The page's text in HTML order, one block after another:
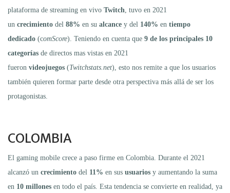
plataforma de streaming en vivo Twitch , tuvo en 2021
un crecimiento del 88% en su alcance y del 140% en tiempo
dedicado (comScore). Teniendo en cuenta que 9 de los principales 10
categorías de directos mas vistas en 2021
fueron videojuegos (Twitchstats.net), esto nos remite a que los usuarios
también quieren formar parte desde otra perspectiva más allá de ser los
protagonistas.
COLOMBIA
El gaming mobile crece a paso firme en Colombia. Durante el 2021
alcanzó un crecimiento del 11% en sus usuarios y aumentando la suma
en 10 millones en todo el país. Esta tendencia se convierte en realidad, ya